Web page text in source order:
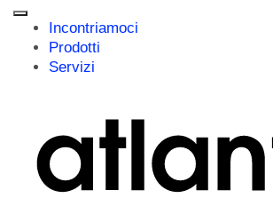
Incontriamoci
Prodotti
Servizi